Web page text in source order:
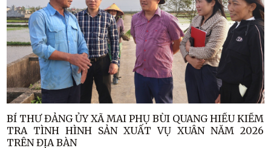
BÍ THƯ ĐẢNG ỦY XÃ MAI PHỤ BÙI QUANG HIẾU KIỂM
TRA TÌNH HÌNH SẢN XUẤT VỤ XUÂN NĂM 2026
TRÊN ĐỊA BÀN